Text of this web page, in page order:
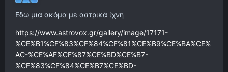
Εδω μια ακόμα με αστρικά ίχνη
https://www.astrovox.gr/gallery/image/17171-
%CE%B1%CF%83%CF%84%CF%81%CE%B9%CE%BA%CE%
AC-%CE%AF%CF%87%CE%BD%CE%B7-
%CF%83%CF%84%CE%B7%CE%BD-